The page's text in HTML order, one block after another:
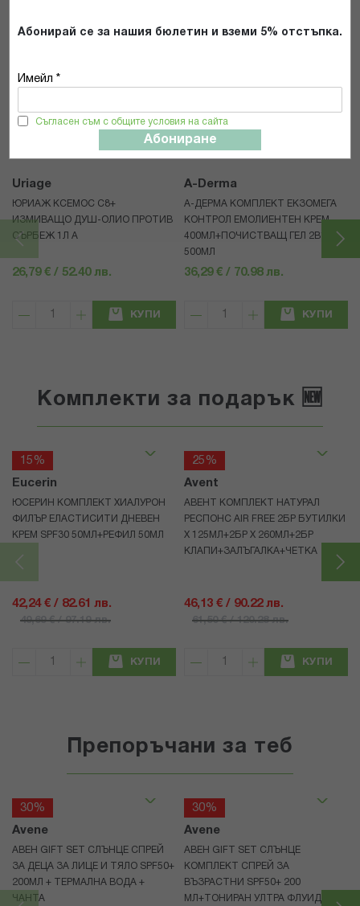
Абонирай се за нашия бюлетин и вземи 5% отстъпка.
Имейл *
Съгласен съм с общите условия на сайта
Абониране
Uriage
ЮРИАЖ КСЕМОС С8+
ИЗМИВАЩО ДУШ-ОЛИО ПРОТИВ
СЪРБЕЖ 1Л A
26,79 € / 52.40 лв.
КУПИ
A-Derma
А-ДЕРМА КОМПЛЕКТ ЕКЗОМЕГА
КОНТРОЛ ЕМОЛИЕНТЕН КРЕМ
400МЛ+ПОЧИСТВАЩ ГЕЛ 2В1
500МЛ
36,29 € / 70.98 лв.
КУПИ
Комплекти за подарък 🆕
15%
Eucerin
ЮСЕРИН КОМПЛЕКТ ХИАЛУРОН
ФИЛЪР ЕЛАСТИСИТИ ДНЕВЕН
КРЕМ SPF30 50МЛ+РЕФИЛ 50МЛ
42,24 € / 82.61 лв.
49,69 € / 97.19 лв.
КУПИ
25%
Avent
АВЕНТ КОМПЛЕКТ НАТУРАЛ
РЕСПОНС AIR FREE 2БР БУТИЛКИ
Х 125МЛ+2БР Х 260МЛ+2БР
КЛАПИ+ЗАЛЪГАЛКА+ЧЕТКА
46,13 € / 90.22 лв.
61,50 € / 120.28 лв.
КУПИ
Препоръчани за теб
30%
Avene
АВЕН GIFT SET СЛЪНЦЕ СПРЕЙ
ЗА ДЕЦА ЗА ЛИЦЕ И ТЯЛО SPF50+
200МЛ + ТЕРМАЛНА ВОДА +
ЧАНТА
30%
Avene
АВЕН GIFT SET СЛЪНЦЕ
КОМПЛЕКТ СПРЕЙ ЗА
ВЪЗРАСТНИ SPF50+ 200
МЛ+ТОНИРАН УЛТРА ФЛУИД ЗА